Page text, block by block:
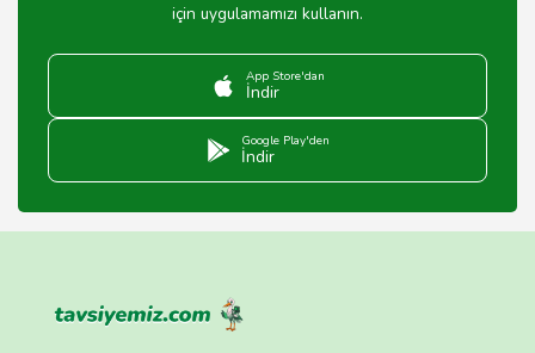
için uygulamamızı kullanın.
App Store'dan
İndir
Google Play'den
İndir